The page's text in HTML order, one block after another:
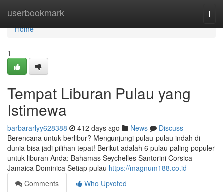
userbookmark
Home
Home
1
Tempat Liburan Pulau yang
Istimewa
barbararlyy628388 412 days ago News
Discuss
Berencana untuk berlibur? Mengunjungi pulau-pulau indah di
dunia bisa jadi pilihan tepat! Berikut adalah 6 pulau paling populer
untuk liburan Anda: Bahamas Seychelles Santorini Corsica
Jamaica Dominica Setiap pulau https://magnum188.co.id
Comments
Who Upvoted